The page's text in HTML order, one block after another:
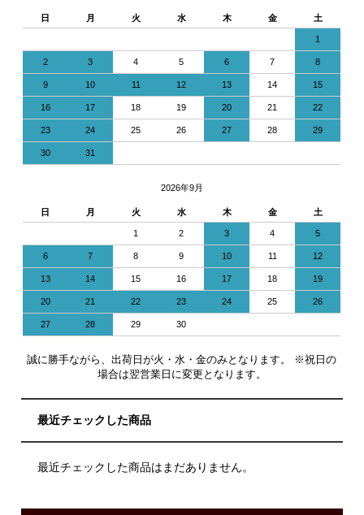
日 月 火 水 木 金 土
1
2 3 4 5 6 7 8
9 10 11 12 13 14 15
16 17 18 19 20 21 22
23 24 25 26 27 28 29
30 31
2026年9月
日 月 火 水 木 金 土
1 2 3 4 5
6 7 8 9 10 11 12
13 14 15 16 17 18 19
20 21 22 23 24 25 26
27 28 29 30
誠に勝手ながら、出荷日が火・水・金のみとなります。 ※祝日の
場合は翌営業日に変更となります。
最近チェックした商品
最近チェックした商品はまだありません。